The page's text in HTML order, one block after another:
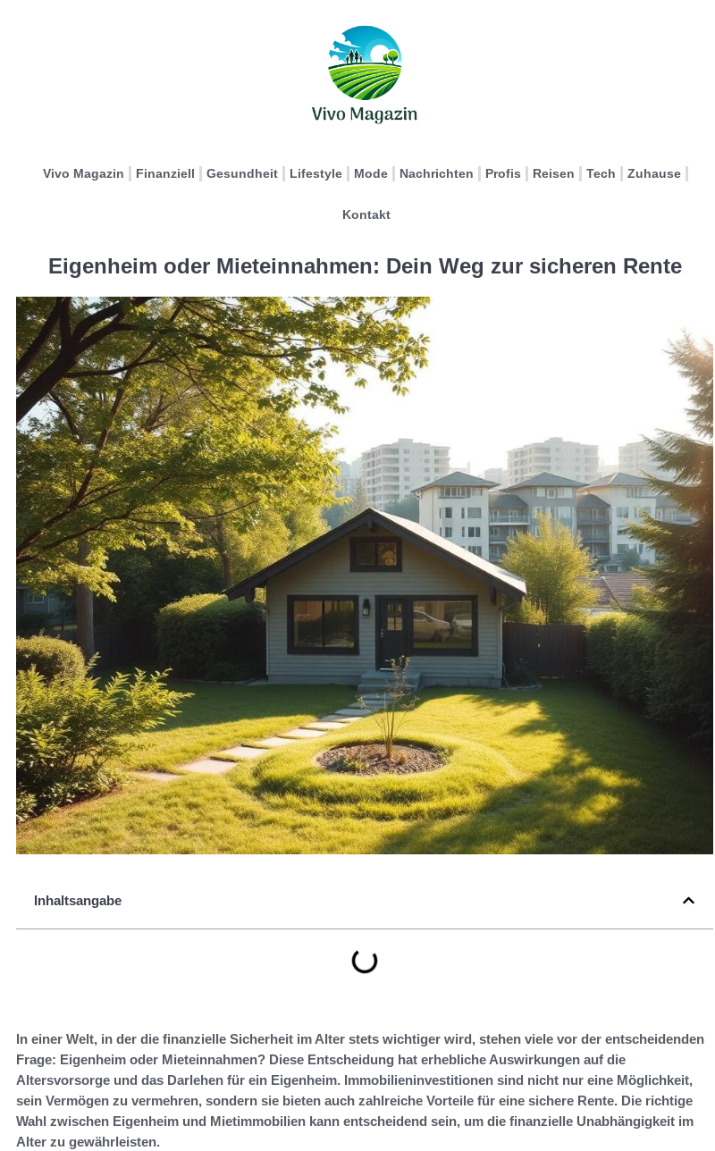
Vivo Magazin Finanziell Gesundheit Lifestyle Mode Nachrichten Profis Reisen Tech Zuhause
Kontakt
Eigenheim oder Mieteinnahmen: Dein Weg zur sicheren Rente
Inhaltsangabe
In einer Welt, in der die finanzielle Sicherheit im Alter stets wichtiger wird, stehen viele vor der entscheidenden
Frage: Eigenheim oder Mieteinnahmen? Diese Entscheidung hat erhebliche Auswirkungen auf die
Altersvorsorge und das Darlehen für ein Eigenheim. Immobilieninvestitionen sind nicht nur eine Möglichkeit,
sein Vermögen zu vermehren, sondern sie bieten auch zahlreiche Vorteile für eine sichere Rente. Die richtige
Wahl zwischen Eigenheim und Mietimmobilien kann entscheidend sein, um die finanzielle Unabhängigkeit im
Alter zu gewährleisten.